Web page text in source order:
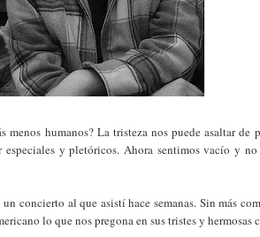
menos humanos? La tristeza nos puede asaltar
y pletóricos. Ahora sentimos vacío y
concierto al que asistí hace semanas. Sin más
lo que nos pregona en sus tristes y hermosas